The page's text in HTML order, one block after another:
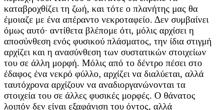
καταβροχθίζει τη ζωή, και τότε ο πλανήτης μας θα
έμοιαζε με ένα απέραντο νεκροταφείο. Δεν συμβαίνει
όμως αυτό∙ αντίθετα βλέπομε ότι, μόλις αρχίσει η
αποσύνθεση ενός φυσικού πλάσματος, την ίδια στιγμή
αρχίζει και η ανασύνθεση των συστατικών στοιχείων
του σε άλλη μορφή. Μόλις από το δέντρο πέσει στο
έδαφος ένα νεκρό φύλλο, αρχίζει να διαλύεται, αλλά
ταυτόχρονα αρχίζουν να αναδιοργανώνονται τα
στοιχεία του σε άλλες φυσικές μορφές. Ο θάνατος
λοιπόν δεν είναι εξαφάνιση του όντος, αλλά